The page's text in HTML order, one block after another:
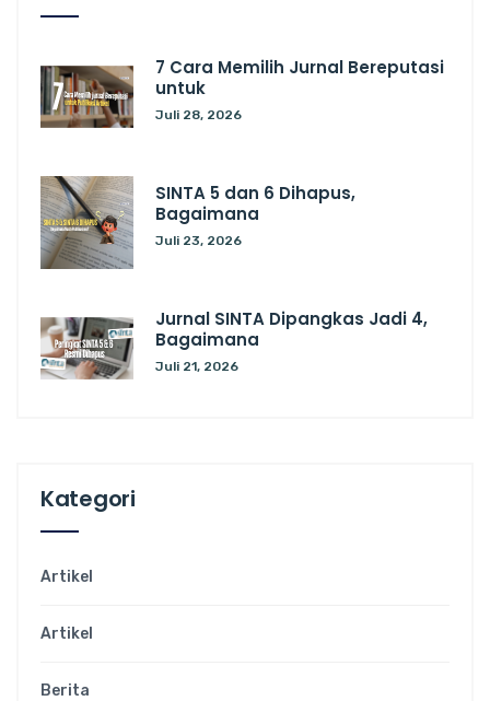
7 Cara Memilih Jurnal Bereputasi
untuk
Juli 28, 2026
SINTA 5 dan 6 Dihapus,
Bagaimana
Juli 23, 2026
Jurnal SINTA Dipangkas Jadi 4,
Bagaimana
Juli 21, 2026
Kategori
Artikel
Artikel
Berita